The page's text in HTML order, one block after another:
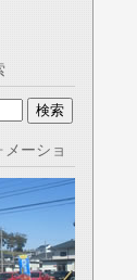
ーショ